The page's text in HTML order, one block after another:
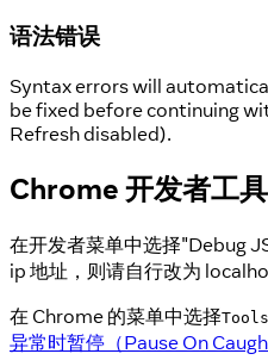
语法错误
Syntax errors will
be fixed before continuing
Refresh disabled).
Chrome 开发者工具
在开发者菜单中选择"Debug
ip 地址，则请自行改为
在 Chrome 的菜单中选择
异常时暂停（Pause On